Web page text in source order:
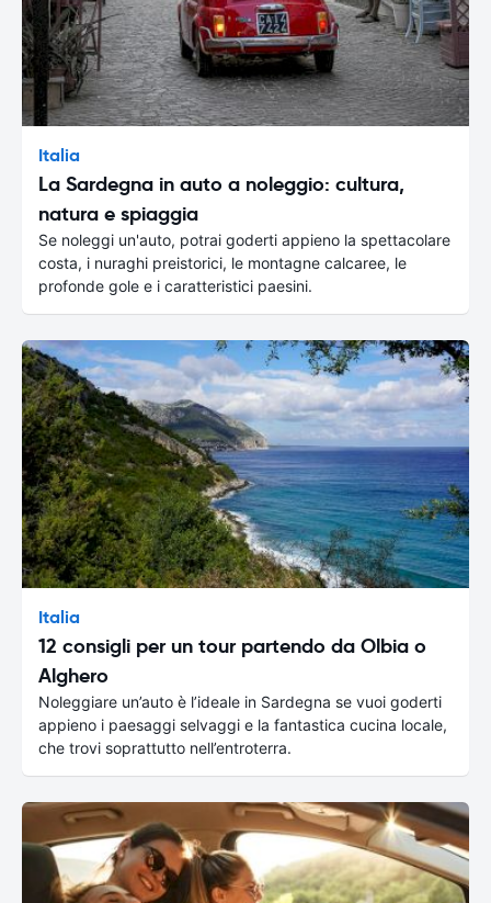
Italia
La Sardegna in auto a noleggio: cultura,
natura e spiaggia
Se noleggi un'auto, potrai goderti appieno la spettacolare
costa, i nuraghi preistorici, le montagne calcaree, le
profonde gole e i caratteristici paesini.
Italia
12 consigli per un tour partendo da Olbia o
Alghero
Noleggiare un’auto è l’ideale in Sardegna se vuoi goderti
appieno i paesaggi selvaggi e la fantastica cucina locale,
che trovi soprattutto nell’entroterra.